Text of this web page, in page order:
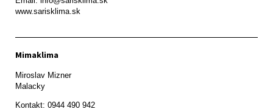
www.sarisklima.sk
Mimaklima
Miroslav Mizner
Malacky
Kontakt: 0944 490 942